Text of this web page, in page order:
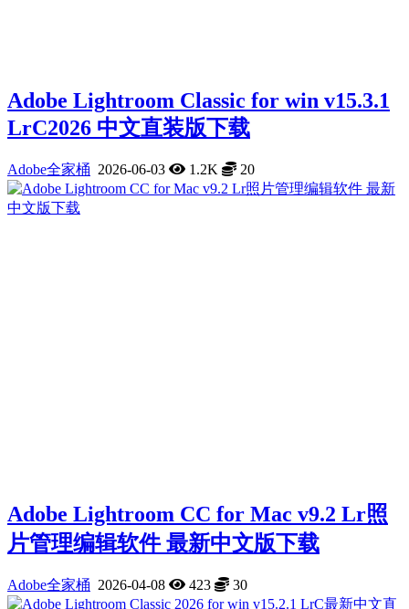
Adobe Lightroom Classic for win v15.3.1
LrC2026 中文直装版下载
Adobe全家桶 2026-06-03 1.2K 20
Adobe Lightroom CC for Mac v9.2 Lr照
片管理编辑软件 最新中文版下载
Adobe全家桶 2026-04-08 423 30